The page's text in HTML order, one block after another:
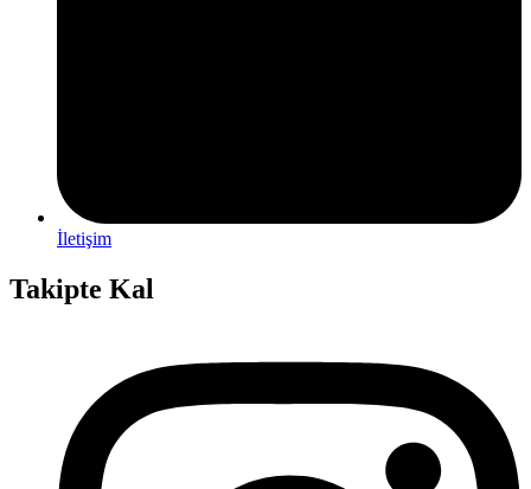
İletişim
Takipte Kal